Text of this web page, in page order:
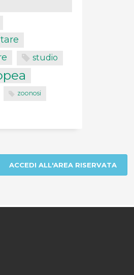
studio
zoonosi
ACCEDI ALL'AREA RISERVATA